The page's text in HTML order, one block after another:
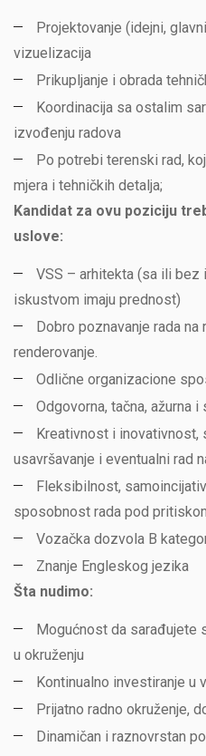
Projektovanje (idejni,
vizuelizacija
Prikupljanje i obrada
Koordinacija sa ostalim
izvođenju radova
Po potrebi terenski rad,
mjera i tehničkih detalja;
Kandidat za ovu poziciju
uslove:
VSS – arhitekta (sa ili
iskustvom imaju prednost)
Dobro poznavanje rada na
renderovanje.
Odlične organizacione
Odgovorna, tačna, ažurna
Kreativnost i inovativnost,
usavršavanje i eventualni rad
Fleksibilnost,
sposobnost rada pod
Vozačka dozvola B
Znanje Engleskog jezika
Šta nudimo:
Mogućnost da sarađujete
u okruženju
Kontinualno investiranje u
Prijatno radno okruženje,
Dinamičan i raznovrstan